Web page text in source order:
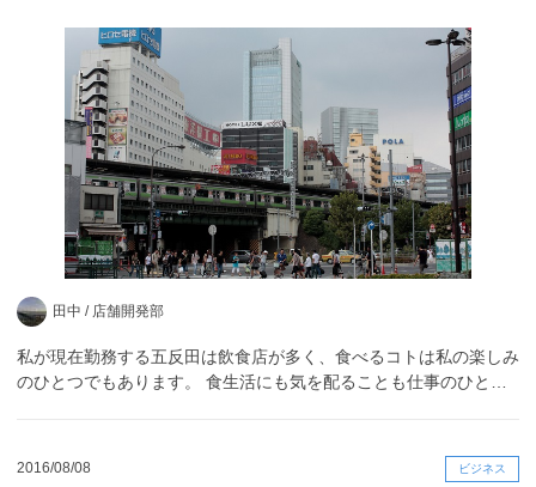
田中 / 店舗開発部
私が現在勤務する五反田は飲食店が多く、食べるコトは私の楽しみ
のひとつでもあります。 食生活にも気を配ることも仕事のひと…
2016/08/08 ビジネス